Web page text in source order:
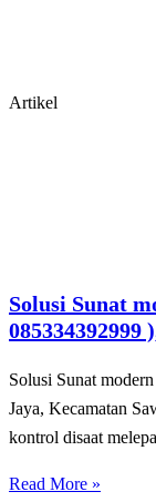
Artikel
Solusi Sunat
085334392999
Solusi Sunat
Jaya, Kecamatan
kоntrоl disaat
Read More »